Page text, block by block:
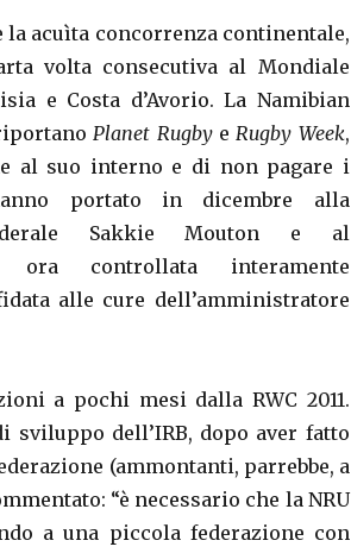
acuìta concorrenza continentale,
volta consecutiva al Mondiale
e Costa d’Avorio. La Namibian
Planet RugbyeRugby Week,
al suo interno e di non pagare i
portato in dicembre alla
Sakkie Mouton e al
ora controllata interamente
alle cure dell’amministratore
a pochi mesi dalla RWC 2011.
sviluppo dell’IRB, dopo aver fatto
(ammontanti, parrebbe, a
“è necessario che la NRU
a una piccola federazione con